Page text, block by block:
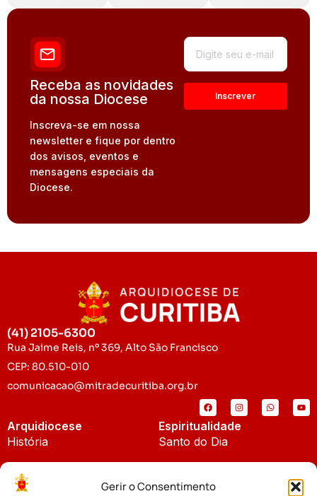
Gerir o Consentimento
Receba as novidades
da nossa Diocese
Inscreva-se em nossa
newsletter e fique por dentro
dos avisos, eventos e
mensagens especiais da
Diocese.
(41) 2105-6300
Rua Jaime Reis, nº 369, Alto São Francisco
CEP: 80.510-010
comunicacao@mitradecuritiba.org.br
Arquidiocese
História
Padroeira
Espiritualidade
Santo do Dia